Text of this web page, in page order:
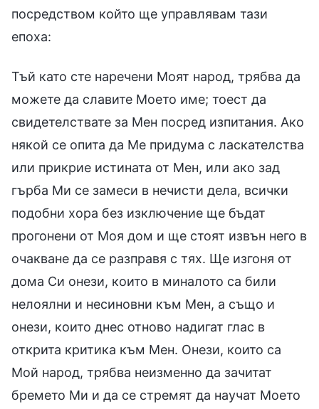
посредством който ще управлявам тази
епоха:
Тъй като сте наречени Моят народ, трябва да
можете да славите Моето име; тоест да
свидетелствате за Мен посред изпитания. Ако
някой се опита да Ме придума с ласкателства
или прикрие истината от Мен, или ако зад
гърба Ми се замеси в нечисти дела, всички
подобни хора без изключение ще бъдат
прогонени от Моя дом и ще стоят извън него в
очакване да се разправя с тях. Ще изгоня от
дома Си онези, които в миналото са били
нелоялни и несиновни към Мен, а също и
онези, които днес отново надигат глас в
открита критика към Мен. Онези, които са
Мой народ, трябва неизменно да зачитат
бремето Ми и да се стремят да научат Моето